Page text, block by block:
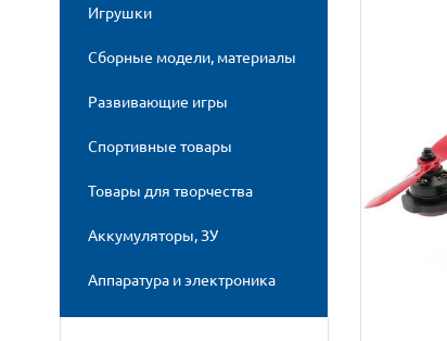
Игрушки
Сборные модели, материалы
Развивающие игры
Спортивные товары
Товары для творчества
Аккумуляторы, ЗУ
Аппаратура и электроника